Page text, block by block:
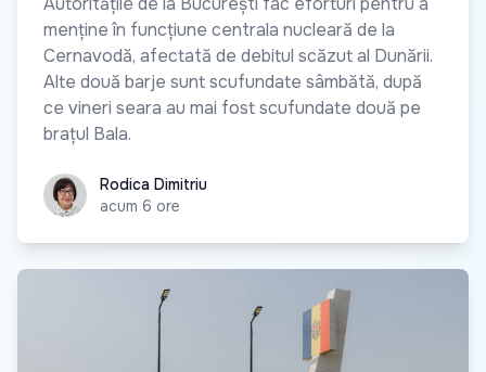
menține în funcțiune centrala nucleară de la
Cernavodă, afectată de debitul scăzut al Dunării.
Alte două barje sunt scufundate sâmbătă, după
ce vineri seara au mai fost scufundate două pe
brațul Bala.
Rodica Dimitriu
Rodica Dimitriu
acum 6 ore